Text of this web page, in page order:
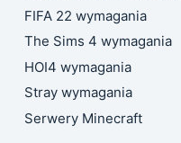
FIFA 22 wymagania
The Sims 4 wymagania
HOI4 wymagania
Stray wymagania
Serwery Minecraft